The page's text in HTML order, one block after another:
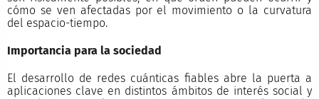
cómo se ven afectadas por el movimiento o la curvatura
del espacio-tiempo.
Importancia para la sociedad
El desarrollo de redes cuánticas fiables abre la puerta a
aplicaciones clave en distintos ámbitos de interés social y